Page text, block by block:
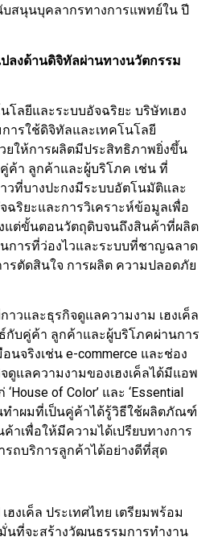
สนุนบุคลากรทางการแพทย์ใน ปี
ลงด้านดิจิทัลผ่านทางนวัตกรรม
โลยีและระบบอัจฉริยะ บริษัทเฮง
การใช้ดิจิทัลและเทคโนโลยี
ยให้การผลิตมีประสิทธิภาพยิ่งขึ้น
ค้า ลูกค้าและผู้บริโภค เช่น ที่
วที่บางปะกงมีระบบอัตโนมัติและ
ริยะและการวิเคราะห์ข้อมูลเพื่อ
แต่ขั้นตอนวัตถุดิบจนถึงสินค้าที่ผลิต
การที่ว่องไวและระบบที่ชาญฉลาด
รตัดสินใจ การผลิต ความปลอดภัย
าวและธุรกิจดูแลความงาม เฮงเค็ล
กับคู่ค้า ลูกค้าและผู้บริโภคผ่านการ
นจริงเช่น e-commerce และช่อง
ดูแลความงามของเฮงเค็ลได้มีแอพ
of Color’ และ ‘Essential
นทำผมที่เป็นคู่ค้าได้รู้วิธีใช้ผลิตภัณฑ์
าเพื่อให้มีความได้เปรียบทางการ
ถบริการลูกค้าได้อย่างดีที่สุด
ฮงเค็ล ประเทศไทย เตรียมพร้อม
นที่จะสร้างวัฒนธรรมการทำงาน